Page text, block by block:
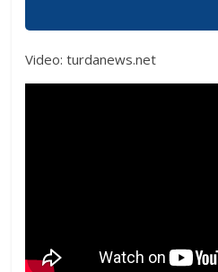
Video: turdanews.net